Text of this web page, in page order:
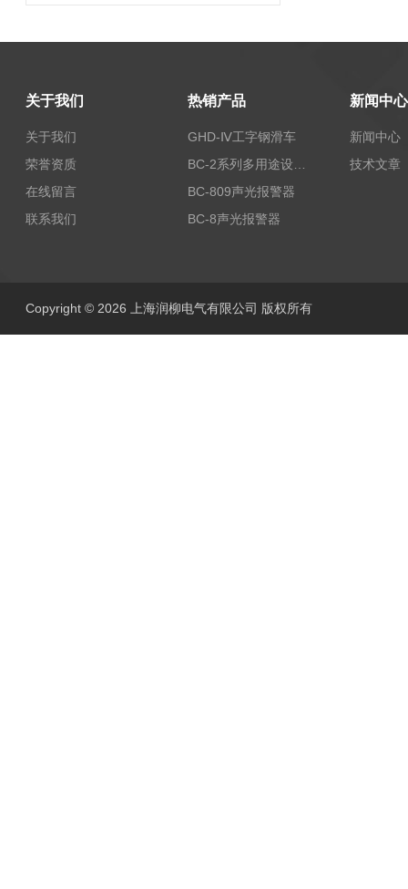
关于我们
关于我们
荣誉资质
在线留言
联系我们
热销产品
GHD-Ⅳ工字钢滑车
BC-809声光报警器
BC-8声光报警器
新闻中心
新闻中心
技术文章
Copyright © 2026 上海润柳电气有限公司 版权所有